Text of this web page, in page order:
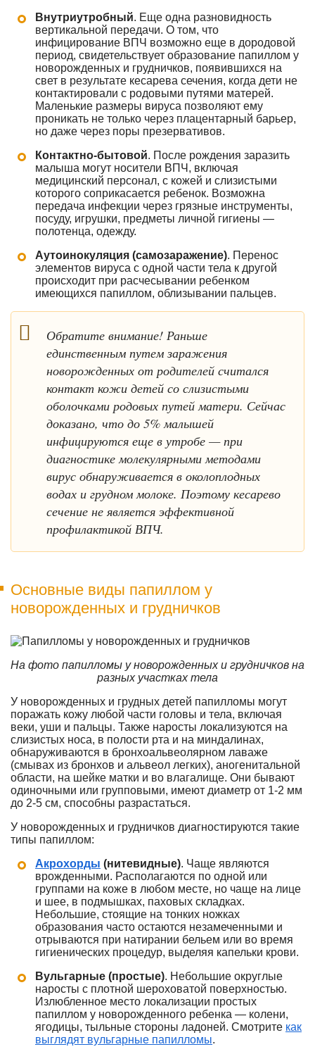
Внутриутробный. Еще одна разновидность
вертикальной передачи. О том, что
инфицирование ВПЧ возможно еще в дородовой
период, свидетельствует образование папиллом у
новорожденных и грудничков, появившихся на
свет в результате кесарева сечения, когда дети не
контактировали с родовыми путями матерей.
Маленькие размеры вируса позволяют ему
проникать не только через плацентарный барьер,
но даже через поры презервативов.
Контактно-бытовой. После рождения заразить
малыша могут носители ВПЧ, включая
медицинский персонал, с кожей и слизистыми
которого соприкасается ребенок. Возможна
передача инфекции через грязные инструменты,
посуду, игрушки, предметы личной гигиены —
полотенца, одежду.
Аутоинокуляция (самозаражение). Перенос
элементов вируса с одной части тела к другой
происходит при расчесывании ребенком
имеющихся папиллом, облизывании пальцев.
Обратите внимание! Раньше
единственным путем заражения
новорожденных от родителей считался
контакт кожи детей со слизистыми
оболочками родовых путей матери. Сейчас
доказано, что до 5% малышей
инфицируются еще в утробе — при
диагностике молекулярными методами
вирус обнаруживается в околоплодных
водах и грудном молоке. Поэтому кесарево
сечение не является эффективной
профилактикой ВПЧ.
Основные виды папиллом у
новорожденных и грудничков
На фото папилломы у новорожденных и грудничков на
разных участках тела
У новорожденных и грудных детей папилломы могут
поражать кожу любой части головы и тела, включая
веки, уши и пальцы. Также наросты локализуются на
слизистых носа, в полости рта и на миндалинах,
обнаруживаются в бронхоальвеолярном лаваже
(смывах из бронхов и альвеол легких), аногенитальной
области, на шейке матки и во влагалище. Они бывают
одиночными или групповыми, имеют диаметр от 1-2 мм
до 2-5 см, способны разрастаться.
У новорожденных и грудничков диагностируются такие
типы папиллом:
Акрохорды (нитевидные). Чаще являются
врожденными. Располагаются по одной или
группами на коже в любом месте, но чаще на лице
и шее, в подмышках, паховых складках.
Небольшие, стоящие на тонких ножках
образования часто остаются незамеченными и
отрываются при натирании бельем или во время
гигиенических процедур, выделяя капельки крови.
Вульгарные (простые). Небольшие округлые
наросты с плотной шероховатой поверхностью.
Излюбленное место локализации простых
папиллом у новорожденного ребенка — колени,
ягодицы, тыльные стороны ладоней. Смотрите как
выглядят вульгарные папилломы.